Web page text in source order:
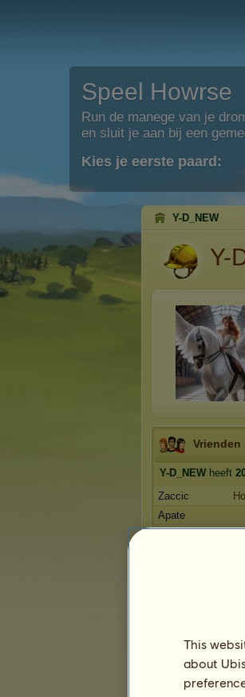
Speel Howrse
Run de manege van je
en sluit je aan bij een
Kies je eerste paard:
Y-D_NEW
Y-
Vrienden
Y-D_NEW heeft
Zaccic
Apate
This
about